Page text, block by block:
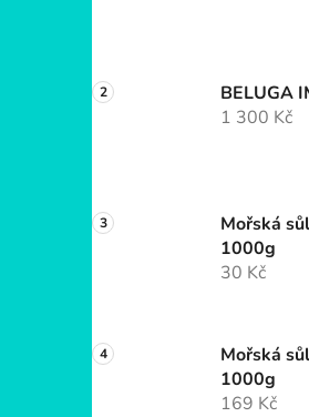
BELUGA
1 300 Kč
Mořská
1000g
30 Kč
Mořská
1000g
169 Kč